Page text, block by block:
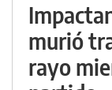
murió
rayo